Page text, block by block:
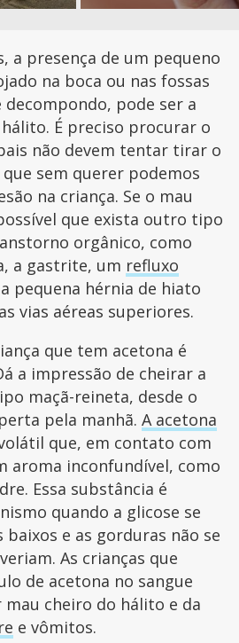
a presença de um pequeno
na boca ou nas fossas
decompondo, pode ser a
É preciso procurar o
não devem tentar tirar o
sem querer podemos
na criança. Se o mau
que exista outro tipo
orgânico, como
a gastrite, um refluxo
pequena hérnia de hiato
vias aéreas superiores.
que tem acetona é
a impressão de cheirar a
maçã-reineta, desde o
pela manhã. A acetona
que, em contato com
aroma inconfundível, como
Essa substância é
quando a glicose se
e as gorduras não se
As crianças que
de acetona no sangue
cheiro do hálito e da
e vômitos.